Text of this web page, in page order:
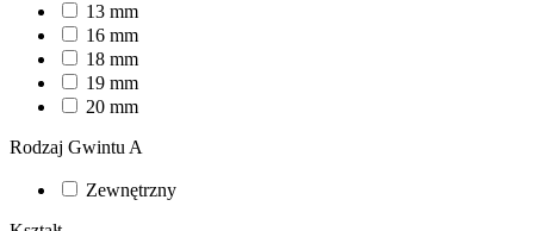
13 mm
16 mm
18 mm
19 mm
20 mm
Rodzaj Gwintu A
Zewnętrzny